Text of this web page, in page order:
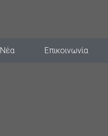
Νέα Επικοινωνία